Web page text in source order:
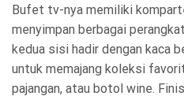
Bufet tv-nya memiliki
menyimpan berbagai
kedua sisi hadir dengan kaca
untuk memajang koleksi
pajangan, atau botol wine.